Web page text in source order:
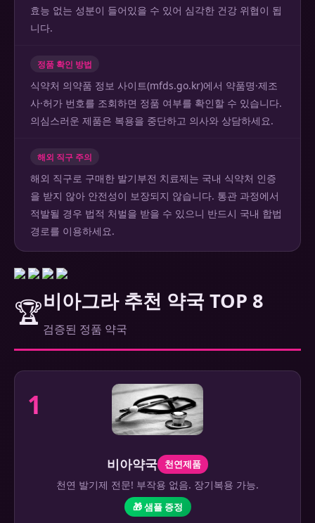
효능 없는 성분이 들어있을 수 있어 심각한 건강 위협이 됩
니다.
정품 확인 방법
식약처 의약품 정보 사이트(mfds.go.kr)에서 약품명·제조
사·허가 번호를 조회하면 정품 여부를 확인할 수 있습니다.
의심스러운 제품은 복용을 중단하고 의사와 상담하세요.
해외 직구 주의
해외 직구로 구매한 발기부전 치료제는 국내 식약처 인증
을 받지 않아 안전성이 보장되지 않습니다. 통관 과정에서
적발될 경우 법적 처벌을 받을 수 있으니 반드시 국내 합법
경로를 이용하세요.
🏆비아그라 추천 약국 TOP 8
검증된 정품 약국
1
비아약국 천연제품
천연 발기제 전문! 부작용 없음. 장기복용 가능.
🎁 샘플 증정